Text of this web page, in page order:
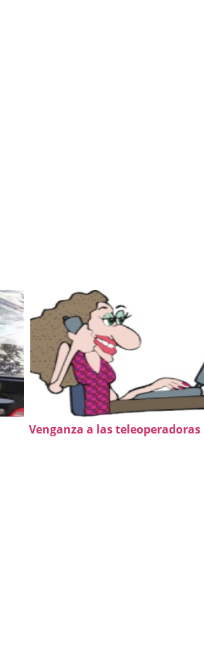
Venganza a las teleoperadoras